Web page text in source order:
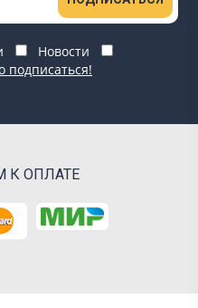
Новости
подписаться!
К ОПЛАТЕ